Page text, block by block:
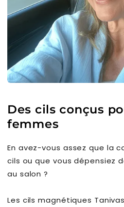
Des cils conçus
femmes
En avez-vous assez que la
cils ou que vous dépensiez
au salon ?
Les cils magnétiques